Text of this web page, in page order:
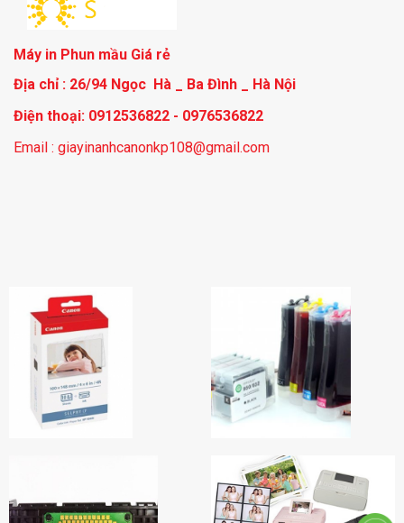
Máy in Phun mầu Giá rẻ
Địa chỉ : 26/94 Ngọc Hà _ Ba Đình _ Hà Nội
Điện thoại: 0912536822 - 0976536822
Email : giayinanhcanonkp108@gmail.com